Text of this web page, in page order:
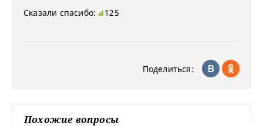
Сказали спасибо: 125
Поделиться:
Похожие вопросы